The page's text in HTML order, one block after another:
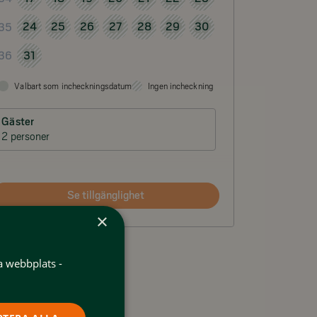
24 25 26 27 28 29 30
31
Valbart som incheckningsdatum Ingen incheckning
Gäster
2 personer
Se tillgänglighet
×
webbplats -